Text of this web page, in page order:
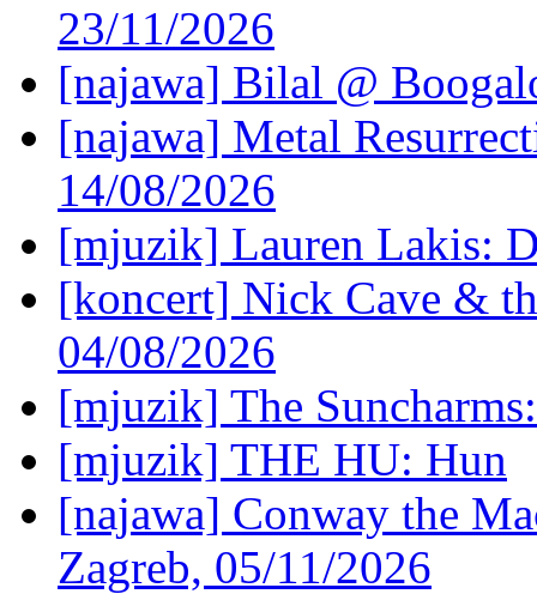
23/11/2026
[najawa] Bilal @
[najawa] Metal
14/08/2026
[mjuzik] Lauren Lakis:
[koncert] Nick Cave &
04/08/2026
[mjuzik] The
[mjuzik] THE HU: Hun
[najawa] Conway the
Zagreb, 05/11/2026